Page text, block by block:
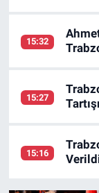
15:32
15:27
15:16